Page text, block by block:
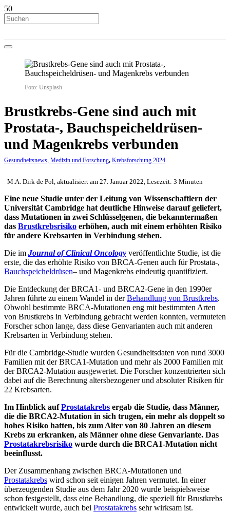
Foto: Unsplash
Brustkrebs-Gene sind auch mit
Prostata-, Bauchspeicheldrüsen-
und Magenkrebs verbunden
Gesundheitsnews, Medizin und Forschung, Krebsforschung 2024
M.A. Dirk de Pol, aktualisiert am 27. Januar 2022, Lesezeit: 3 Minuten
Eine neue Studie unter der Leitung von Wissenschaftlern der
Universität Cambridge hat deutliche Hinweise darauf geliefert,
dass Mutationen in zwei Schlüsselgenen, die bekanntermaßen
das Brustkrebsrisiko erhöhen, auch mit einem erhöhten Risiko
für andere Krebsarten in Verbindung stehen.
Die im Journal of Clinical Oncology veröffentlichte Studie, ist die
erste, die das erhöhte Risiko von BRCA-Genen auch für Prostata-,
Bauchspeicheldrüsen– und Magenkrebs eindeutig quantifiziert.
Die Entdeckung der BRCA1- und BRCA2-Gene in den 1990er
Jahren führte zu einem Wandel in derBehandlung von Brustkrebs.
Obwohl bestimmte BRCA-Mutationen eng mit bestimmten Arten
von Brustkrebs in Verbindung gebracht werden konnten, vermuteten
Forscher schon lange, dass diese Genvarianten auch mit anderen
Krebsarten in Verbindung stehen.
Für die Cambridge-Studie wurden Gesundheitsdaten von rund 3000
Familien mit der BRCA1-Mutation und mehr als 2000 Familien mit
der BRCA2-Mutation ausgewertet. Die Forscher konzentrierten sich
dabei auf die Berechnung altersbezogener und absoluter Risiken für
22 Krebsarten.
Im Hinblick aufProstatakrebs ergab die Studie, dass Männer,
die die BRCA2-Mutation in sich trugen, ein mehr als doppelt so
hohes Risiko hatten, bis zum Alter von 80 Jahren an diesem
Krebs zu erkranken, als Männer ohne diese Genvariante. Das
Prostatakrebsrisiko wurde durch die BRCA1-Mutation nicht
beeinflusst.
Der Zusammenhang zwischen BRCA-Mutationen und
Prostatakrebs wird schon seit einigen Jahren vermutet. In einer
überzeugenden Studie aus dem Jahr 2020 wurde beispielsweise
schon festgestellt, dass eine Behandlung, die speziell für Brustkrebs
entwickelt wurde, auch bei Prostatakrebs sehr wirksam ist.